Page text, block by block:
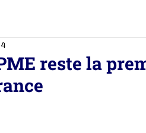
reste la